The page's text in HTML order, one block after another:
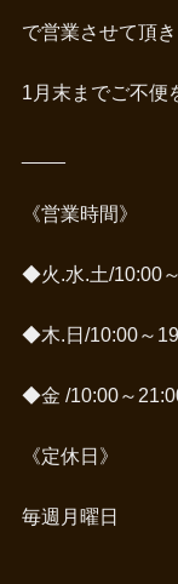
で営業させて頂き
1月末までご不便
《営業時間》
◆火.水.土/10:00
◆木.日/10:00～
◆金 /10:00～
《定休日》
毎週月曜日